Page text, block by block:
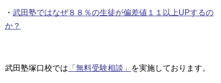
・ 武田塾ではなぜ８８％の生徒が偏差値１１以上UPするの
か？
武田塾塚口校では 「無料受験相談」 を実施しております。